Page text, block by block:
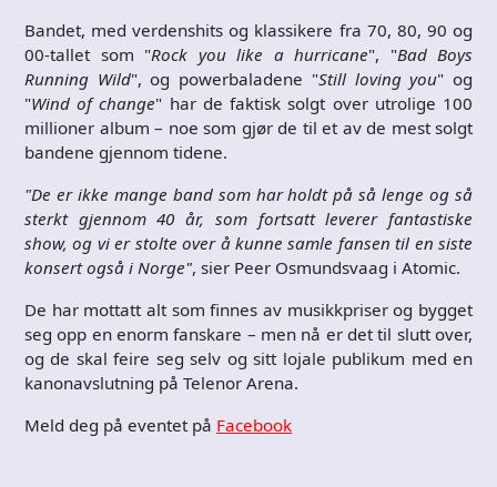
Bandet, med verdenshits og klassikere fra 70, 80, 90 og
00-tallet som "Rock you like a hurricane", "Bad Boys
Running Wild", og powerbaladene "Still loving you" og
"Wind of change" har de faktisk solgt over utrolige 100
millioner album – noe som gjør de til et av de mest solgt
bandene gjennom tidene.
"De er ikke mange band som har holdt på så lenge og så
sterkt gjennom 40 år, som fortsatt leverer fantastiske
show, og vi er stolte over å kunne samle fansen til en siste
konsert også i Norge", sier Peer Osmundsvaag i Atomic.
De har mottatt alt som finnes av musikkpriser og bygget
seg opp en enorm fanskare – men nå er det til slutt over,
og de skal feire seg selv og sitt lojale publikum med en
kanonavslutning på Telenor Arena.
Meld deg på eventet på Facebook